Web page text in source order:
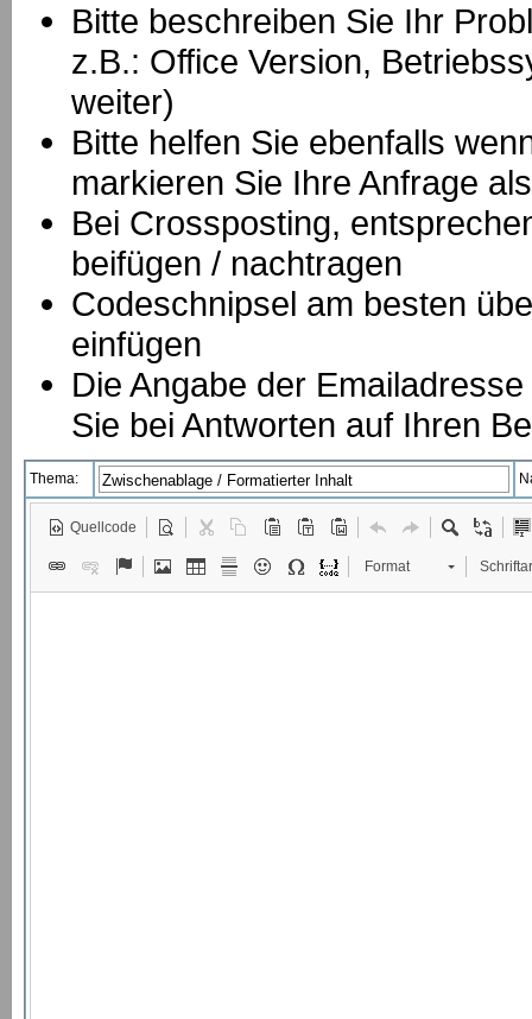
Bitte beschreiben Sie Ihr
z.B.: Office Version,
weiter)
Bitte helfen Sie ebenfalls
markieren Sie Ihre Anfrage
Bei Crossposting,
beifügen / nachtragen
Codeschnipsel am besten
einfügen
Die Angabe der
Sie bei Antworten auf Ihren
Thema:
Quellcode
Format